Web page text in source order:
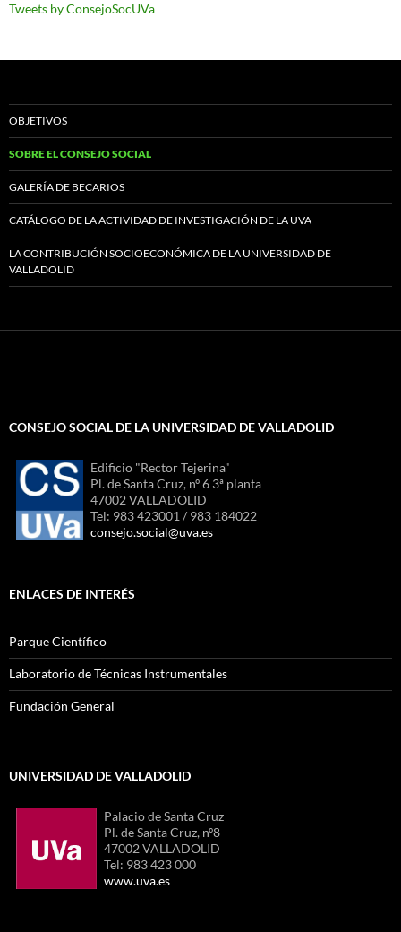
Tweets by ConsejoSocUVa
OBJETIVOS
SOBRE EL CONSEJO SOCIAL
GALERÍA DE BECARIOS
CATÁLOGO DE LA ACTIVIDAD DE INVESTIGACIÓN DE LA UVA
LA CONTRIBUCIÓN SOCIOECONÓMICA DE LA UNIVERSIDAD DE
VALLADOLID
CONSEJO SOCIAL DE LA UNIVERSIDAD DE VALLADOLID
Edificio "Rector Tejerina"
Pl. de Santa Cruz, nº 6 3ª planta
47002 VALLADOLID
Tel: 983 423001 / 983 184022
consejo.social@uva.es
ENLACES DE INTERÉS
Parque Científico
Laboratorio de Técnicas Instrumentales
Fundación General
UNIVERSIDAD DE VALLADOLID
Palacio de Santa Cruz
Pl. de Santa Cruz, nº8
47002 VALLADOLID
Tel: 983 423 000
www.uva.es